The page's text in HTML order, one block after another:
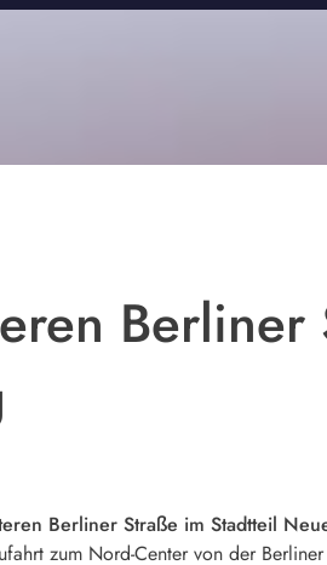
Berliner
Berliner Straße im Stadtteil
zum Nord-Center von der